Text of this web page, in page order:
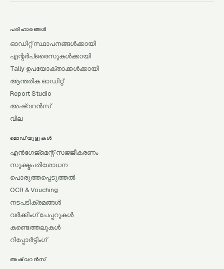
പരിഹാരങ്ങൾ
ഓഡിറ്റ് സ്ഥാപനങ്ങൾക്കായി
എന്റർപ്രൈസുകൾക്കായി
Tally ഉപയോക്താക്കൾക്കായി
ആന്തരിക ഓഡിറ്റ്
Report Studio
അഷ്വറൻസ്
വില
മൊഡ്യൂളുകൾ
എൻഗേജ്മെന്റ് സജ്ജീകരണം
സൂക്ഷ്മപരിശോധന
പൊരുത്തപ്പെടുത്തൽ
OCR & Vouching
നടപടിക്രമങ്ങൾ
വർക്കിംഗ് പേപ്പറുകൾ
കണ്ടെത്തലുകൾ
റിപ്പോർട്ടിംഗ്
അഷ്വറൻസ്